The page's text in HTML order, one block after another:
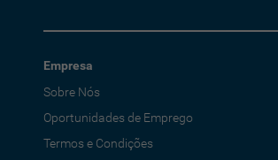
Empresa
Sobre Nós
Oportunidades de Emprego
Termos e Condições